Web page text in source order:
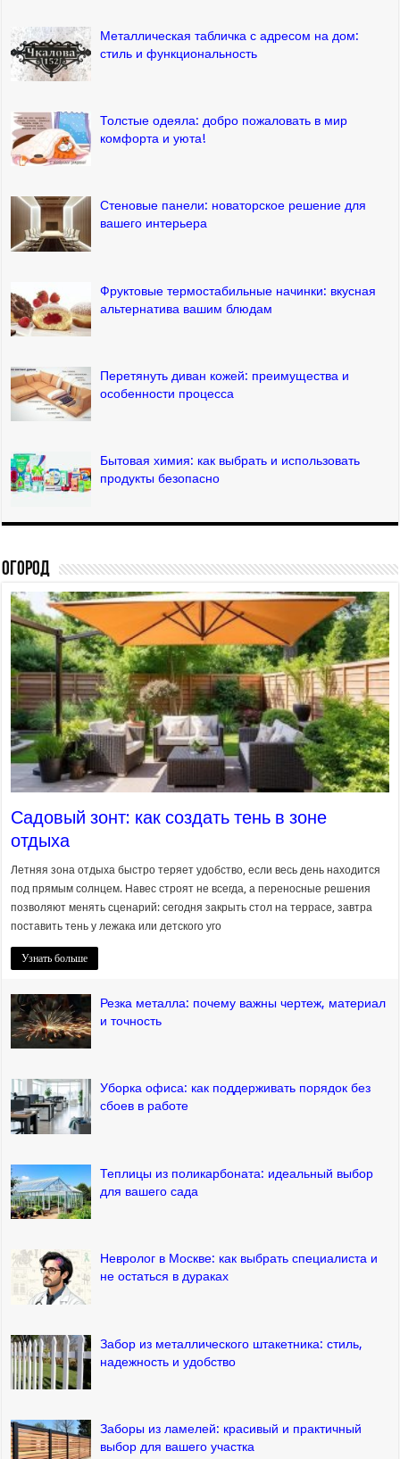
Металлическая табличка с адресом на дом:
стиль и функциональность
Толстые одеяла: добро пожаловать в мир
комфорта и уюта!
Стеновые панели: новаторское решение для
вашего интерьера
Фруктовые термостабильные начинки: вкусная
альтернатива вашим блюдам
Перетянуть диван кожей: преимущества и
особенности процесса
Бытовая химия: как выбрать и использовать
продукты безопасно
Огород
Садовый зонт: как создать тень в зоне
отдыха
Летняя зона отдыха быстро теряет удобство, если весь день находится
под прямым солнцем. Навес строят не всегда, а переносные решения
позволяют менять сценарий: сегодня закрыть стол на террасе, завтра
поставить тень у лежака или детского уго
Узнать больше
Резка металла: почему важны чертеж, материал
и точность
Уборка офиса: как поддерживать порядок без
сбоев в работе
Теплицы из поликарбоната: идеальный выбор
для вашего сада
Невролог в Москве: как выбрать специалиста и
не остаться в дураках
Забор из металлического штакетника: стиль,
надежность и удобство
Заборы из ламелей: красивый и практичный
выбор для вашего участка